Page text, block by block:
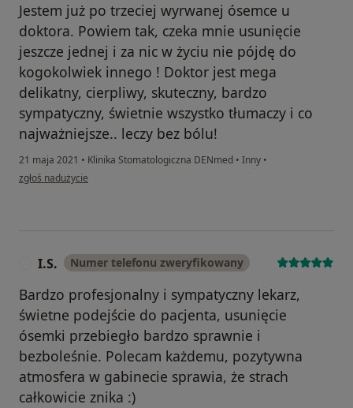
Jestem już po trzeciej wyrwanej ósemce u
doktora. Powiem tak, czeka mnie usunięcie
jeszcze jednej i za nic w życiu nie pójdę do
kogokolwiek innego ! Doktor jest mega
delikatny, cierpliwy, skuteczny, bardzo
sympatyczny, świetnie wszystko tłumaczy i co
najważniejsze.. leczy bez bólu!
21 maja 2021 • Klinika Stomatologiczna DENmed • Inny •
w opinii użytkownika M.B
zgłoś nadużycie
I.S. Numer telefonu zweryfikowany
Bardzo profesjonalny i sympatyczny lekarz,
świetne podejście do pacjenta, usunięcie
ósemki przebiegło bardzo sprawnie i
bezboleśnie. Polecam każdemu, pozytywna
atmosfera w gabinecie sprawia, że strach
całkowicie znika :)